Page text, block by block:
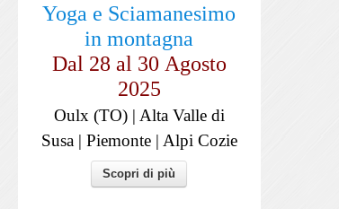
Yoga e Sciamanesimo
in montagna
Dal 28 al 30 Agosto
2025
Oulx (TO) | Alta Valle di
Susa | Piemonte | Alpi Cozie
Scopri di più